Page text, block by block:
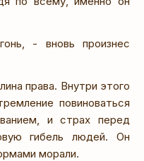
- вновь произнес
права. Внутри этого
повиноваться
и страх перед
гибель людей. Он
морали.